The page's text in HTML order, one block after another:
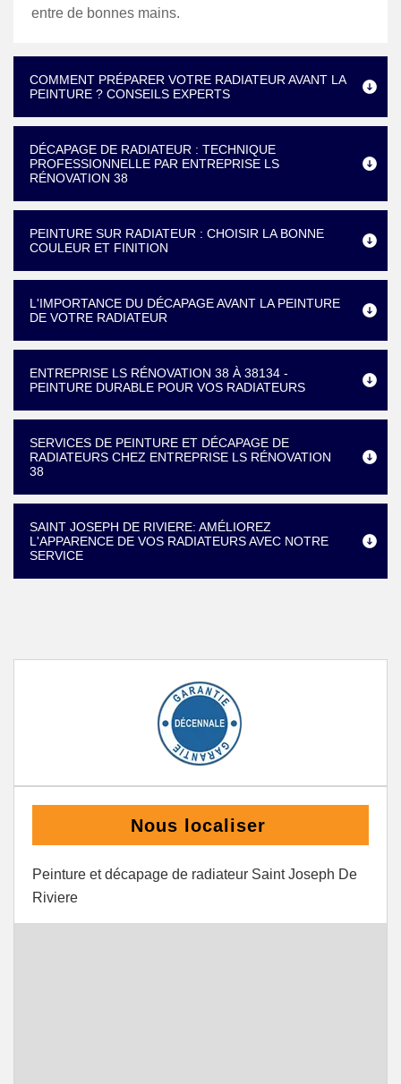
entre de bonnes mains.
COMMENT PRÉPARER VOTRE RADIATEUR AVANT LA
PEINTURE ? CONSEILS EXPERTS
DÉCAPAGE DE RADIATEUR : TECHNIQUE
PROFESSIONNELLE PAR ENTREPRISE LS
RÉNOVATION 38
PEINTURE SUR RADIATEUR : CHOISIR LA BONNE
COULEUR ET FINITION
L'IMPORTANCE DU DÉCAPAGE AVANT LA PEINTURE
DE VOTRE RADIATEUR
ENTREPRISE LS RÉNOVATION 38 À 38134 -
PEINTURE DURABLE POUR VOS RADIATEURS
SERVICES DE PEINTURE ET DÉCAPAGE DE
RADIATEURS CHEZ ENTREPRISE LS RÉNOVATION
38
SAINT JOSEPH DE RIVIERE: AMÉLIOREZ
L'APPARENCE DE VOS RADIATEURS AVEC NOTRE
SERVICE
Nous localiser
Peinture et décapage de radiateur Saint Joseph De
Riviere